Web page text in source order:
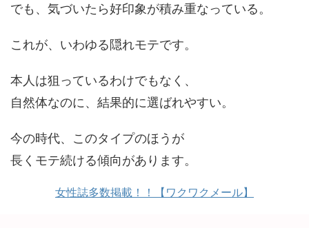
でも、気づいたら好印象が積み重なっている。
これが、いわゆる隠れモテです。
本人は狙っているわけでもなく、
自然体なのに、結果的に選ばれやすい。
今の時代、このタイプのほうが
長くモテ続ける傾向があります。
女性誌多数掲載！！【ワクワクメール】